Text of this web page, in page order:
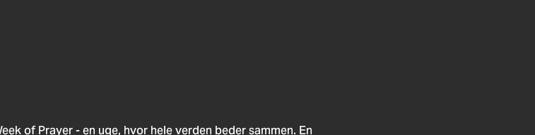
of Prayer - en uge, hvor hele verden beder sammen. En